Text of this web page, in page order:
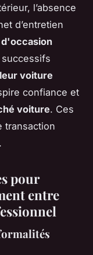
l’absence
d’entretien
voiture
confiance et
voiture. Ces
transaction
pour
entre